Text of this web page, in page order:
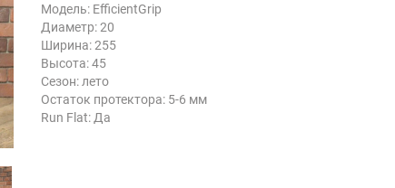
Модель: EfficientGrip
Диаметр: 20
Ширина: 255
Высота: 45
Сезон: лето
Остаток протектора: 5-6 мм
Run Flat: Да